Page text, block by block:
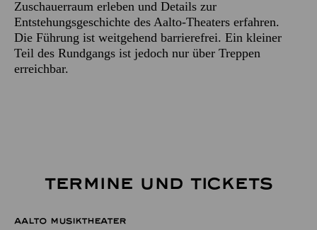
Zuschauerraum erleben und Details zur
Entstehungsgeschichte des Aalto-Theaters erfahren.
Die Führung ist weitgehend barrierefrei. Ein kleiner
Teil des Rundgangs ist jedoch nur über Treppen
erreichbar.
TERMINE UND TICKETS
AALTO MUSIKTHEATER